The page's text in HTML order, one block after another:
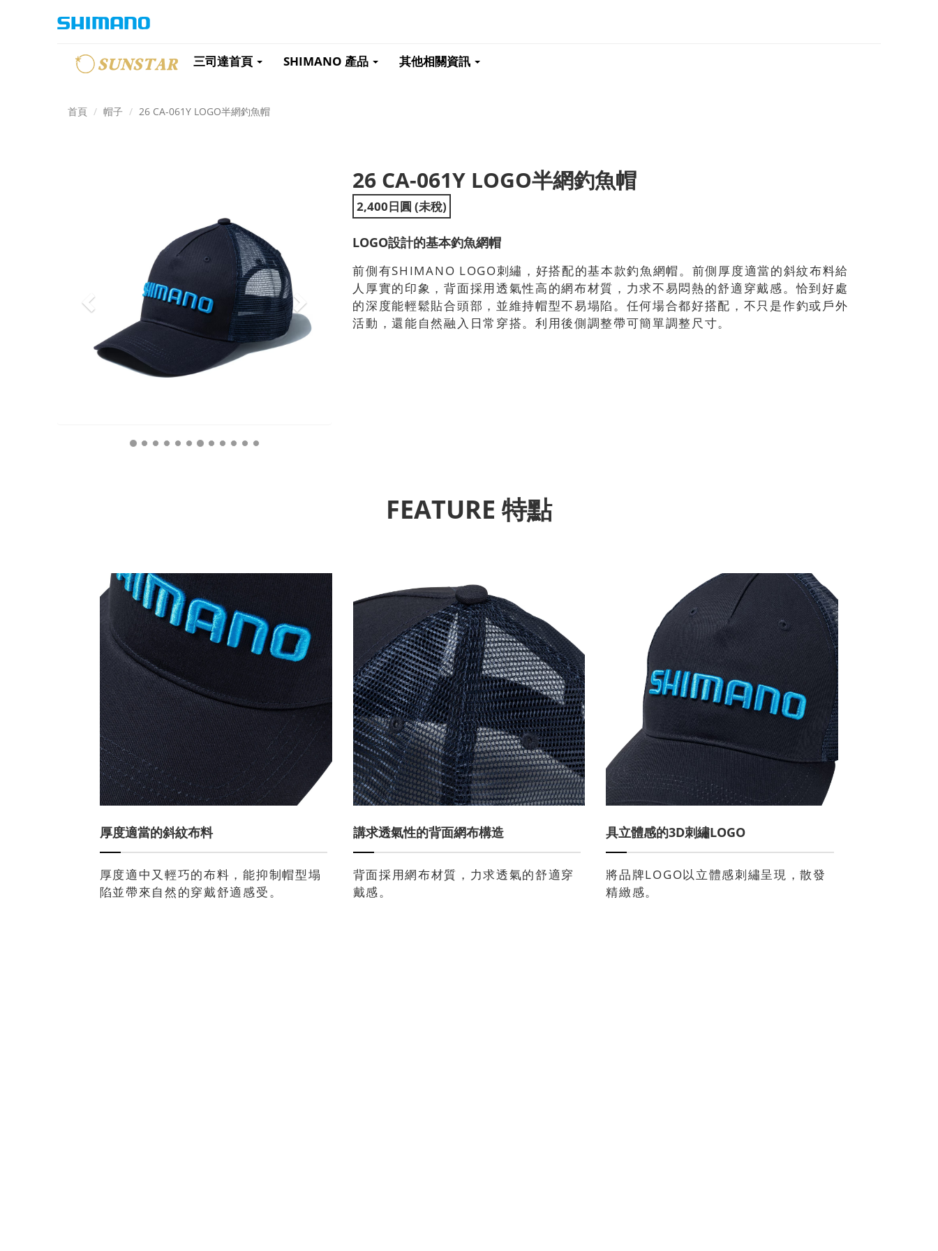
三司達首頁 SHIMANO 產品 其他相關資訊
首頁 帽子 26 CA-061Y LOGO半網釣魚帽
26 CA-061Y LOGO半網釣魚帽
2,400日圓 (未稅)
LOGO設計的基本釣魚網帽
前側有SHIMANO LOGO刺繡，好搭配的基本款釣魚網帽。前側厚度適當的斜紋布料給
人厚實的印象，背面採用透氣性高的網布材質，力求不易悶熱的舒適穿戴感。恰到好處
的深度能輕鬆貼合頭部，並維持帽型不易塌陷。任何場合都好搭配，不只是作釣或戶外
活動，還能自然融入日常穿搭。利用後側調整帶可簡單調整尺寸。
FEATURE 特點
厚度適當的斜紋布料
厚度適中又輕巧的布料，能抑制帽型塌
陷並帶來自然的穿戴舒適感受。
講求透氣性的背面網布構造
背面採用網布材質，力求透氣的舒適穿
戴感。
具立體感的3D刺繡LOGO
將品牌LOGO以立體感刺繡呈現，散發
精緻感。